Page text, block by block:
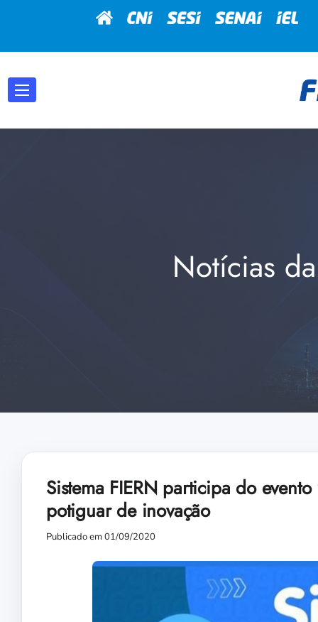
Notícias
Sistema FIERN participa do evento
potiguar de inovação
Publicado em 01/09/2020